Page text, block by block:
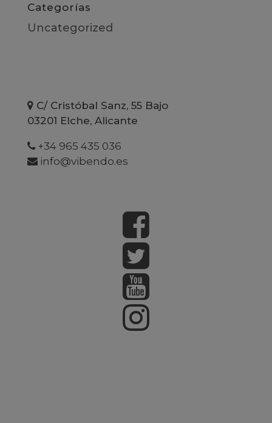
Categorías
Uncategorized
C/ Cristóbal Sanz, 55 Bajo
03201 Elche, Alicante
+34 965 435 036
info@vibendo.es